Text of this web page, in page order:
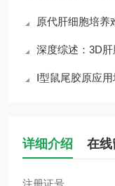
原代肝细胞培养
深度综述：3D肝
Ⅰ型鼠尾胶原应
详细介绍 在线
注册证号